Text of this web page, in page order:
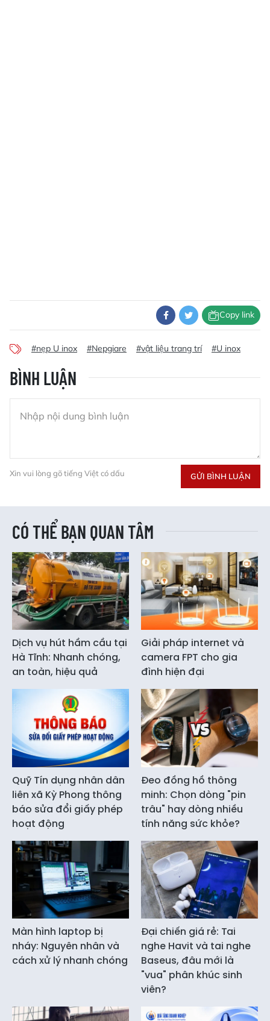
Copy link
#nẹp U inox #Nepgiare #vật liệu trang trí #U inox
BÌNH LUẬN
Xin vui lòng gõ tiếng Việt có dấu GỬI BÌNH LUẬN
CÓ THỂ BẠN QUAN TÂM
Dịch vụ hút hầm cầu tại
Hà Tĩnh: Nhanh chóng,
an toàn, hiệu quả
Giải pháp internet và
camera FPT cho gia
đình hiện đại
Quỹ Tín dụng nhân dân
liên xã Kỳ Phong thông
báo sửa đổi giấy phép
hoạt động
Đeo đồng hồ thông
minh: Chọn dòng "pin
trâu" hay dòng nhiều
tính năng sức khỏe?
Màn hình laptop bị
nháy: Nguyên nhân và
cách xử lý nhanh chóng
Đại chiến giá rẻ: Tai
nghe Havit và tai nghe
Baseus, đâu mới là
"vua" phân khúc sinh
viên?